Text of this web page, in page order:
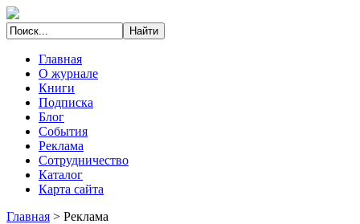
Главная
О журнале
Книги
Подписка
Блог
События
Реклама
Сотрудничество
Каталог
Карта сайта
Главная > Реклама